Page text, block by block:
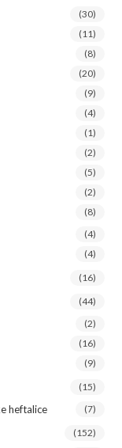
(30)
(11)
(8)
(20)
(9)
(4)
(1)
(2)
(5)
(2)
(8)
(4)
(4)
(16)
(44)
(2)
(16)
(9)
(15)
heftalice (7)
(152)